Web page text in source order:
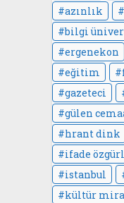
azınlık
bilgi
ergenekon
eğitim
gazeteci
gülen
hrant dink
ifade
istanbul
kültür